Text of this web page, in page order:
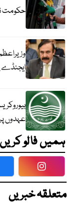
حکومت
ایجنڈے
عہدوں
ہمیں فالو کریں
متعلقہ خبریں